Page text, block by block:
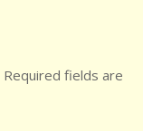
Required fields are